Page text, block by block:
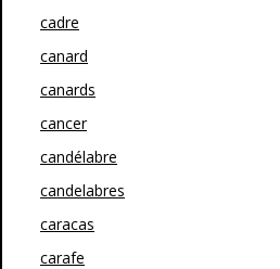
cadre
canard
canards
cancer
candélabre
candelabres
caracas
carafe